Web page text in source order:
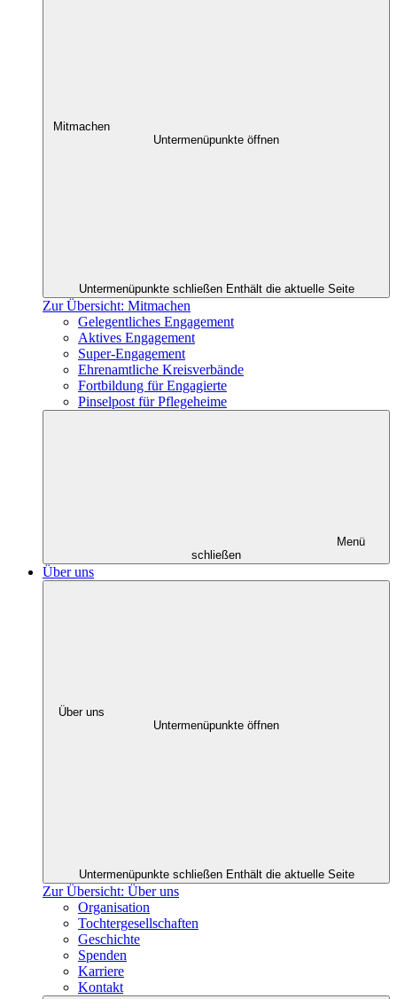
Mitmachen
Untermenüpunkte öffnen
Untermenüpunkte schließen Enthält die aktuelle Seite
Zur Übersicht: Mitmachen
Gelegentliches Engagement
Aktives Engagement
Super-Engagement
Ehrenamtliche Kreisverbände
Fortbildung für Engagierte
Pinselpost für Pflegeheime
Menü
schließen
Über uns
Über uns
Untermenüpunkte öffnen
Untermenüpunkte schließen Enthält die aktuelle Seite
Zur Übersicht: Über uns
Organisation
Tochtergesellschaften
Geschichte
Spenden
Karriere
Kontakt